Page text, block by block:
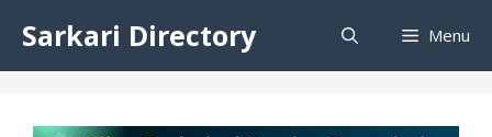
content
Sarkari Directory Menu